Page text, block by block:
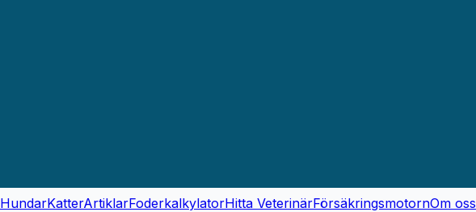
HundarKatterArtiklarFoderkalkylatorHitta VeterinärFörsäkringsmotornOm oss